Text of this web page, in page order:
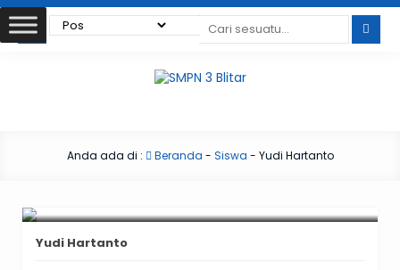
Anda ada di : Beranda - Siswa - Yudi Hartanto
Yudi Hartanto